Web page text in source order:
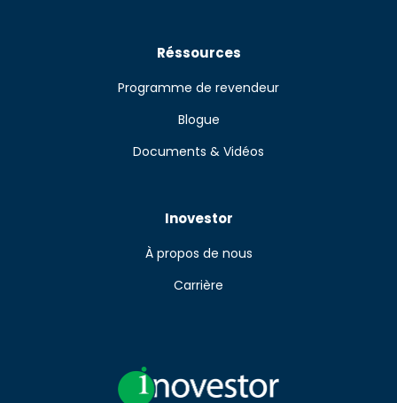
Réssources
Programme de revendeur
Blogue
Documents & Vidéos
Inovestor
À propos de nous
Carrière